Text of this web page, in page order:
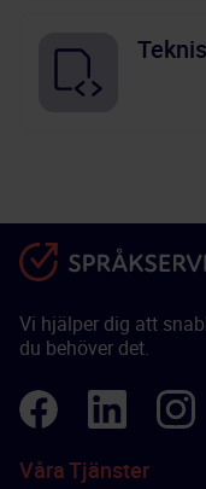
Vi hjälper dig att
du behöver det.
Våra Tjänster